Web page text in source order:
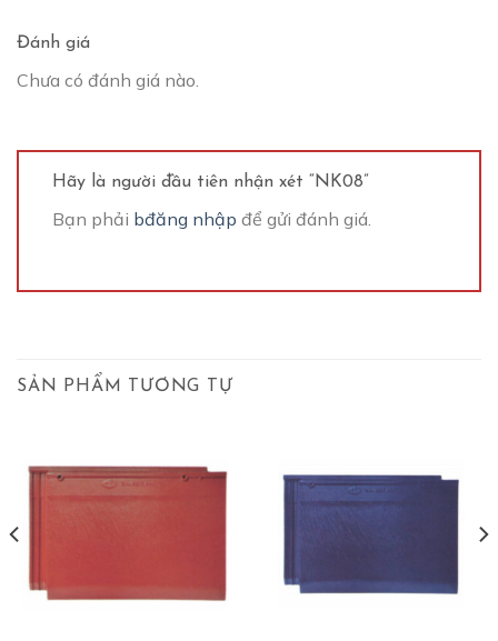
Đánh giá
Chưa có đánh giá nào.
Hãy là người đầu tiên nhận xét “NK08”
Bạn phải bđăng nhập để gửi đánh giá.
SẢN PHẨM TƯƠNG TỰ